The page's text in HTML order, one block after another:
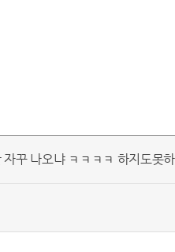
꾸 나오냐 ㅋㅋㅋㅋ 하지도못